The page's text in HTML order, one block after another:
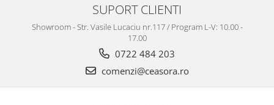
SUPORT CLIENTI
Showroom - Str. Vasile Lucaciu nr.117 / Program L-V: 10.00 -
17.00
0722 484 203
comenzi@ceasora.ro